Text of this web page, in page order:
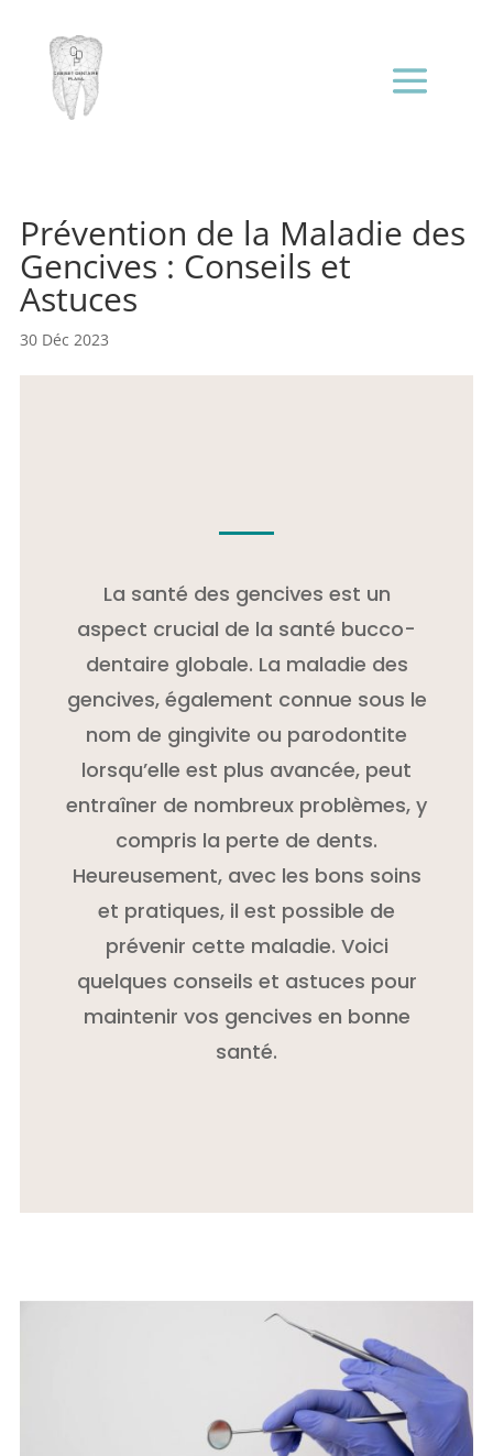
Prévention de la Maladie des
Gencives : Conseils et
Astuces
30 Déc 2023
La santé des gencives est un
aspect crucial de la santé bucco-
dentaire globale. La maladie des
gencives, également connue sous le
nom de gingivite ou parodontite
lorsqu’elle est plus avancée, peut
entraîner de nombreux problèmes, y
compris la perte de dents.
Heureusement, avec les bons soins
et pratiques, il est possible de
prévenir cette maladie. Voici
quelques conseils et astuces pour
maintenir vos gencives en bonne
santé.